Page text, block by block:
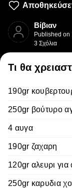
Βίβιαν
Published on
3 Σχόλια
Τι θα
190gr
250gr βούτυρο
4 αυγα
190gr ζαχαρη
120gr αλευρι για
250gr καρυδια